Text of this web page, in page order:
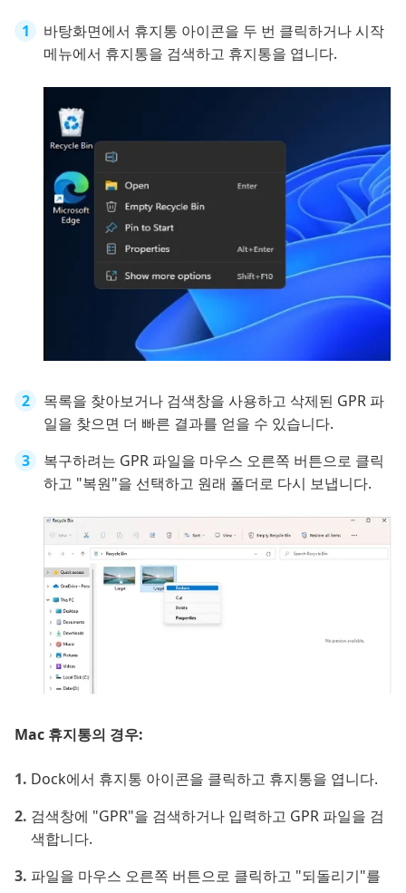
바탕화면에서 휴지통 아이콘을 두 번 클릭하거나 시작
메뉴에서 휴지통을 검색하고 휴지통을 엽니다.
목록을 찾아보거나 검색창을 사용하고 삭제된 GPR 파
일을 찾으면 더 빠른 결과를 얻을 수 있습니다.
복구하려는 GPR 파일을 마우스 오른쪽 버튼으로 클릭
하고 "복원"을 선택하고 원래 폴더로 다시 보냅니다.
Mac 휴지통의 경우:
Dock에서 휴지통 아이콘을 클릭하고 휴지통을 엽니다.
검색창에 "GPR"을 검색하거나 입력하고 GPR 파일을 검
색합니다.
파일을 마우스 오른쪽 버튼으로 클릭하고 "되돌리기"를